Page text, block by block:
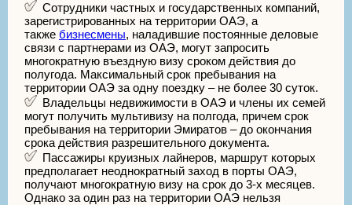
Сотрудники частных и государственных компаний,
зарегистрированных на территории ОАЭ, а
также бизнесмены, наладившие постоянные деловые
связи с партнерами из ОАЭ, могут запросить
многократную въездную визу сроком действия до
полугода. Максимальный срок пребывания на
территории ОАЭ за одну поездку – не более 30 суток.
Владельцы недвижимости в ОАЭ и члены их семей
могут получить мультивизу на полгода, причем срок
пребывания на территории Эмиратов – до окончания
срока действия разрешительного документа.
Пассажиры круизных лайнеров, маршрут которых
предполагает неоднократный заход в порты ОАЭ,
получают многократную визу на срок до 3-х месяцев.
Однако за один раз на территории ОАЭ нельзя